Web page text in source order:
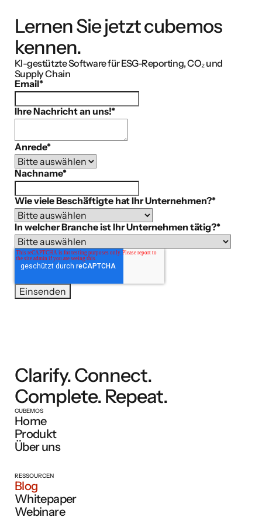
Lernen Sie jetzt cubemos
kennen.
KI-gestützte Software für ESG-Reporting, CO₂ und
Supply Chain
Email*
Ihre Nachricht an uns!*
Anrede*
Nachname*
Wie viele Beschäftigte hat Ihr Unternehmen?*
In welcher Branche ist Ihr Unternehmen tätig?*
Clarify. Connect.
Complete. Repeat.
CUBEMOS
Home
Produkt
Über uns
RESSOURCEN
Blog
Whitepaper
Webinare